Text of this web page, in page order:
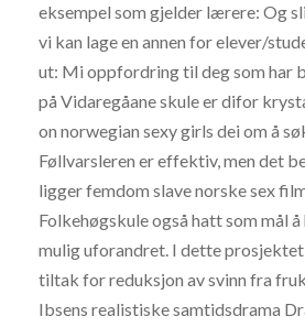
eksempel som gjelder lærere: Og
vi kan lage en annen for elever/
ut: Mi oppfordring til deg som har
på Vidaregåane skule er difor
on norwegian sexy girls dei om å
Føllvarsleren er effektiv, men det
ligger femdom slave norske sex
Folkehøgskule også hatt som mål
mulig uforandret. I dette
tiltak for reduksjon av svinn fra
Ibsens realistiske samtidsdrama